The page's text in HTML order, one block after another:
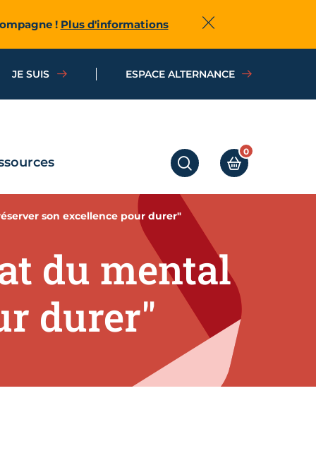
! Plus d'informations Fermer
JE SUIS ESPACE ALTERNANCE
RECHERCHERMON PANIER
0
son excellence pour durer"
du mental
durer"